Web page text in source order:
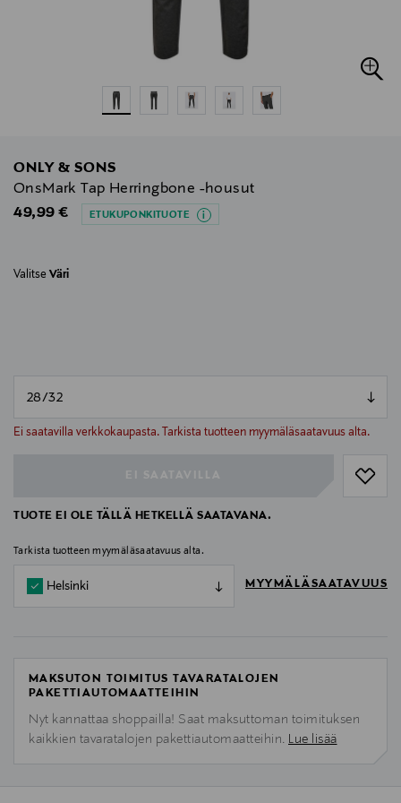
ONLY & SONS
OnsMark Tap Herringbone -housut
Original Price
49,99 € ETUKUPONKITUOTE
Valitse Väri
Ei saatavilla verkkokaupasta. Tarkista tuotteen myymäläsaatavuus alta.
null
TUOTE EI OLE TÄLLÄ HETKELLÄ SAATAVANA.
Tarkista tuotteen myymäläsaatavuus alta.
Helsinki MYYMÄLÄSAATAVUUS
MAKSUTON TOIMITUS TAVARATALOJEN
PAKETTIAUTOMAATTEIHIN
Nyt kannattaa shoppailla! Saat maksuttoman toimituksen
kaikkien tavaratalojen pakettiautomaatteihin. Lue lisää